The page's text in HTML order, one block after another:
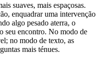
suaves, mais espaçosas.
enquadrar uma intervenção
algo pesado aterra, o
seu encontro. No modo de
no modo de texto, as
mais ténues.